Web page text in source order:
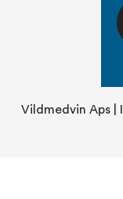
Vildmedvin Aps |